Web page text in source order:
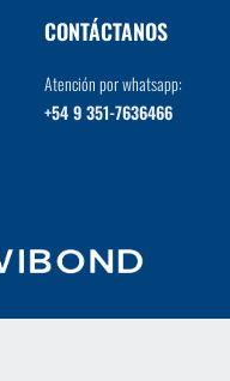
CONTÁCTANOS
Atención por whatsapp:
+54 9 351-7636466